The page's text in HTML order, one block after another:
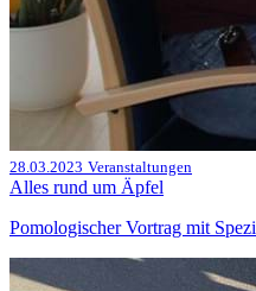
28.03.2023 Veranstaltungen
Alles rund um Äpfel
Pomologischer Vortrag mit